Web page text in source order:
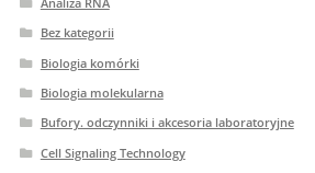
Bez kategorii
Biologia komórki
Biologia molekularna
Bufory. odczynniki i akcesoria laboratoryjne
Cell Signaling Technology